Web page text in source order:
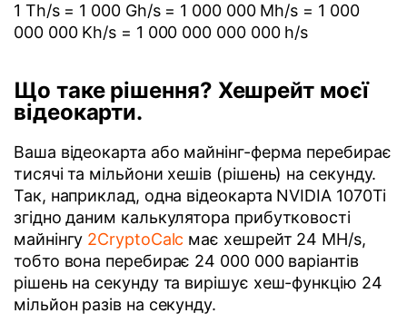
1 Th/s = 1 000 Gh/s = 1 000 000 Mh/s = 1 000
000 000 Kh/s = 1 000 000 000 000 h/s
Що таке рішення? Хешрейт моєї
відеокарти.
Ваша відеокарта або майнінг-ферма перебирає
тисячі та мільйони хешів (рішень) на секунду.
Так, наприклад, одна відеокарта NVIDIA 1070Ti
згідно даним калькулятора прибутковості
майнінгу 2CryptoCalc має хешрейт 24 MH/s,
тобто вона перебирає 24 000 000 варіантів
рішень на секунду та вирішує хеш-функцію 24
мільйон разів на секунду.